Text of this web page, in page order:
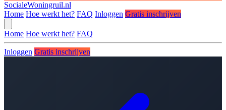
SocialeWoningruil.nl
Home Hoe werkt het? FAQ Inloggen Gratis inschrijven
Home Hoe werkt het? FAQ
Inloggen Gratis inschrijven